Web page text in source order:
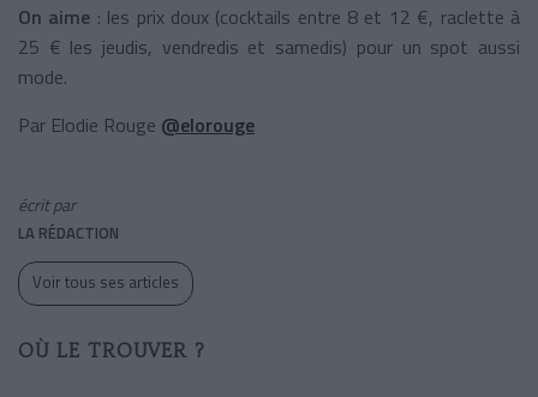
On aime : les prix doux (cocktails entre 8 et 12 €, raclette à
25 € les jeudis, vendredis et samedis) pour un spot aussi
mode.
Par Elodie Rouge @elorouge
écrit par
LA RÉDACTION
Voir tous ses articles
OÙ LE TROUVER ?